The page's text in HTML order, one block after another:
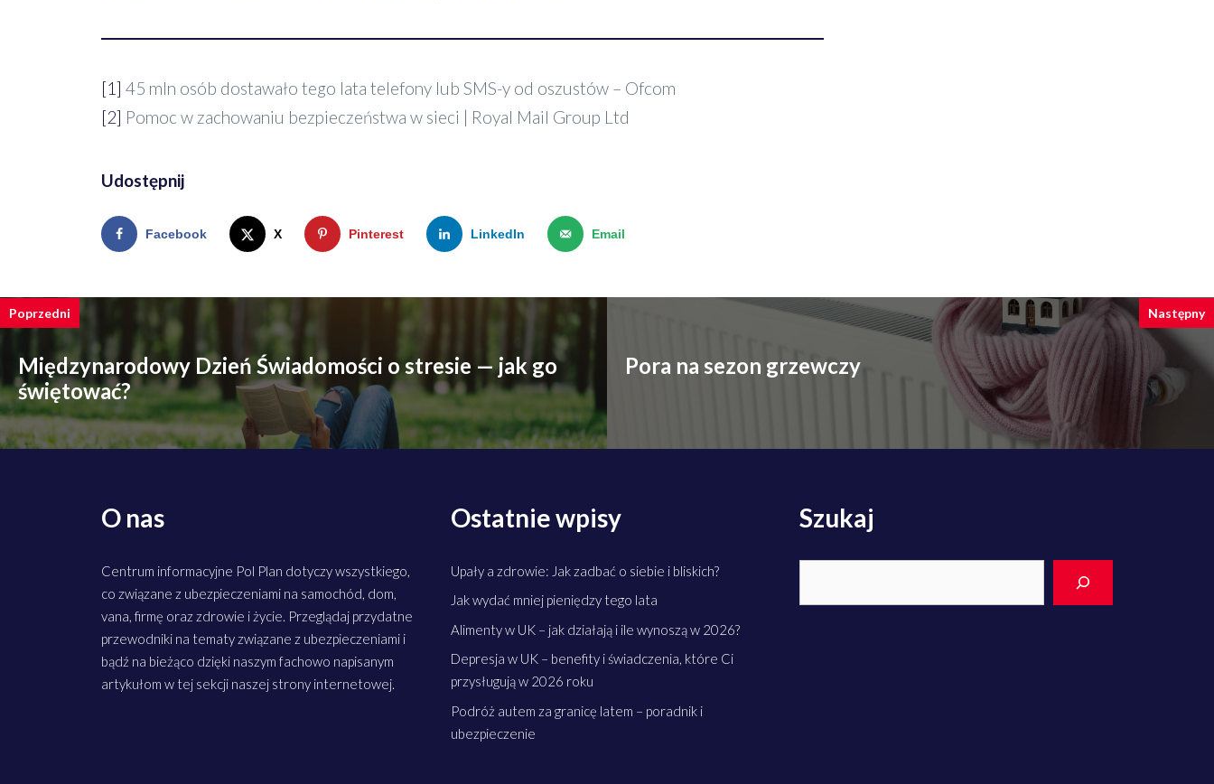
[1] 45 mln osób dostawało tego lata telefony lub SMS-y od oszustów – Ofcom
[2] Pomoc w zachowaniu bezpieczeństwa w sieci | Royal Mail Group Ltd
Udostępnij
Facebook X Pinterest LinkedIn Email
Poprzedni
Międzynarodowy Dzień Świadomości o stresie — jak go
świętować?
Następny
Pora na sezon grzewczy
O nas
Centrum informacyjne Pol Plan dotyczy wszystkiego,
co związane z ubezpieczeniami na samochód, dom,
vana, firmę oraz zdrowie i życie. Przeglądaj przydatne
przewodniki na tematy związane z ubezpieczeniami i
bądź na bieżąco dzięki naszym fachowo napisanym
artykułom w tej sekcji naszej strony internetowej.
Ostatnie wpisy
Upały a zdrowie: Jak zadbać o siebie i bliskich?
Jak wydać mniej pieniędzy tego lata
Alimenty w UK – jak działają i ile wynoszą w 2026?
Depresja w UK – benefity i świadczenia, które Ci
przysługują w 2026 roku
Podróż autem za granicę latem – poradnik i
ubezpieczenie
Szukaj